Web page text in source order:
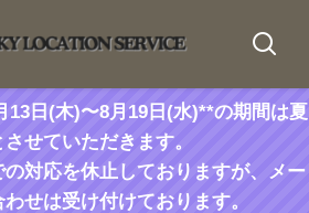
13日(木)〜8月19日(水)**の期間は夏
せていただきます。
対応を休止しておりますが、メー
せは受け付けております。